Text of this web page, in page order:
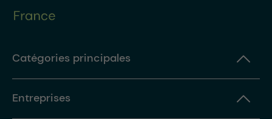
Catégories principales
Entreprises